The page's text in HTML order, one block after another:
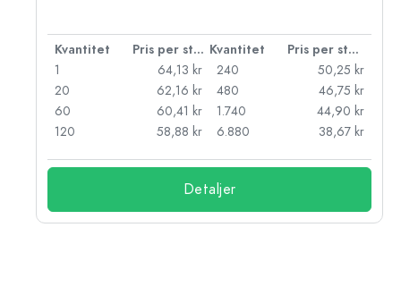
Kvantitet Pris per styck Kvantitet
Pris per styck
1
64,13 kr
20
62,16 kr
60
60,41 kr
120
58,88 kr
240
50,25 kr
480
46,75 kr
1.740
44,90 kr
6.880
38,67 kr
Detaljer